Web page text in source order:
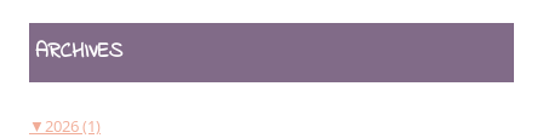
ARCHIVES
▼2026 (1)